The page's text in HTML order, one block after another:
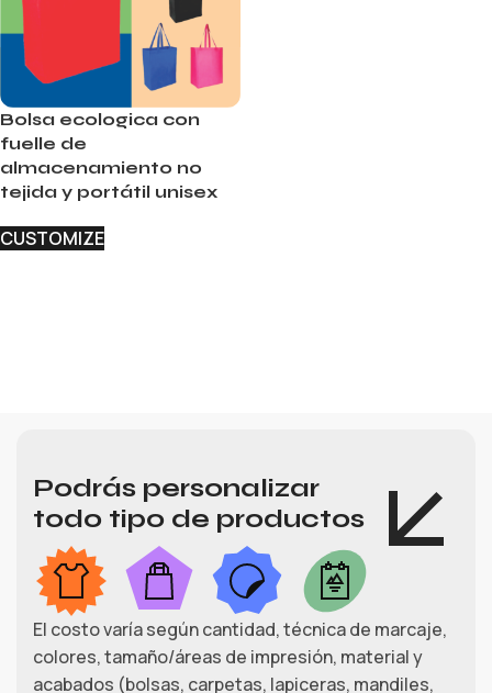
Bolsa ecologica con
fuelle de
almacenamiento no
tejida y portátil unisex
CUSTOMIZE
Podrás personalizar
todo tipo de productos
El costo varía según cantidad, técnica de marcaje,
colores, tamaño/áreas de impresión, material y
acabados (bolsas, carpetas, lapiceras, mandiles,